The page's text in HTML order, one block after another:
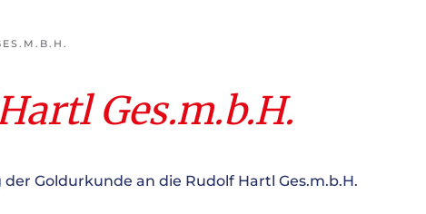
Ges.m.b.H.
Goldurkunde an die Rudolf Hartl Ges.m.b.H.